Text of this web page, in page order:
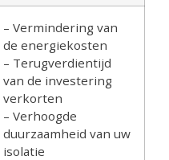
– Vermindering van
de energiekosten
– Terugverdientijd
van de investering
verkorten
– Verhoogde
duurzaamheid van uw
isolatie